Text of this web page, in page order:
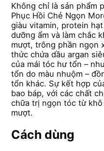
Không chỉ là sản phẩm
Phục Hồi Chẻ Ngọn
giàu vitamin, protein
dưỡng ẩm và làm chắc
mượt, trông phần ngọn
thức chứa dầu argan
của mái tóc hư tổn –
tổn do màu nhuộm –
tổn khác. Sự kết hợp
bao báp, với các chất
chữa trị ngọn tóc từ
mượt.
Cách dùng